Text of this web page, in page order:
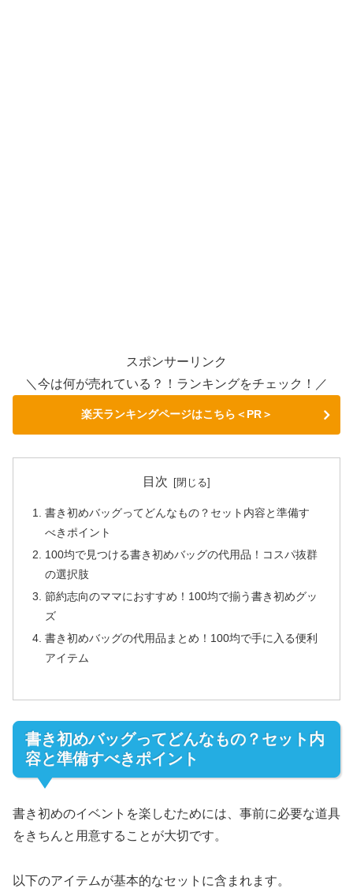
スポンサーリンク
＼今は何が売れている？！ランキングをチェック！／
楽天ランキングページはこちら＜PR＞
目次
書き初めバッグってどんなもの？セット内容と準備す
べきポイント
100均で見つける書き初めバッグの代用品！コスパ抜群
の選択肢
節約志向のママにおすすめ！100均で揃う書き初めグッ
ズ
書き初めバッグの代用品まとめ！100均で手に入る便利
アイテム
書き初めバッグってどんなもの？セット内
容と準備すべきポイント
書き初めのイベントを楽しむためには、事前に必要な道具
をきちんと用意することが大切です。
以下のアイテムが基本的なセットに含まれます。